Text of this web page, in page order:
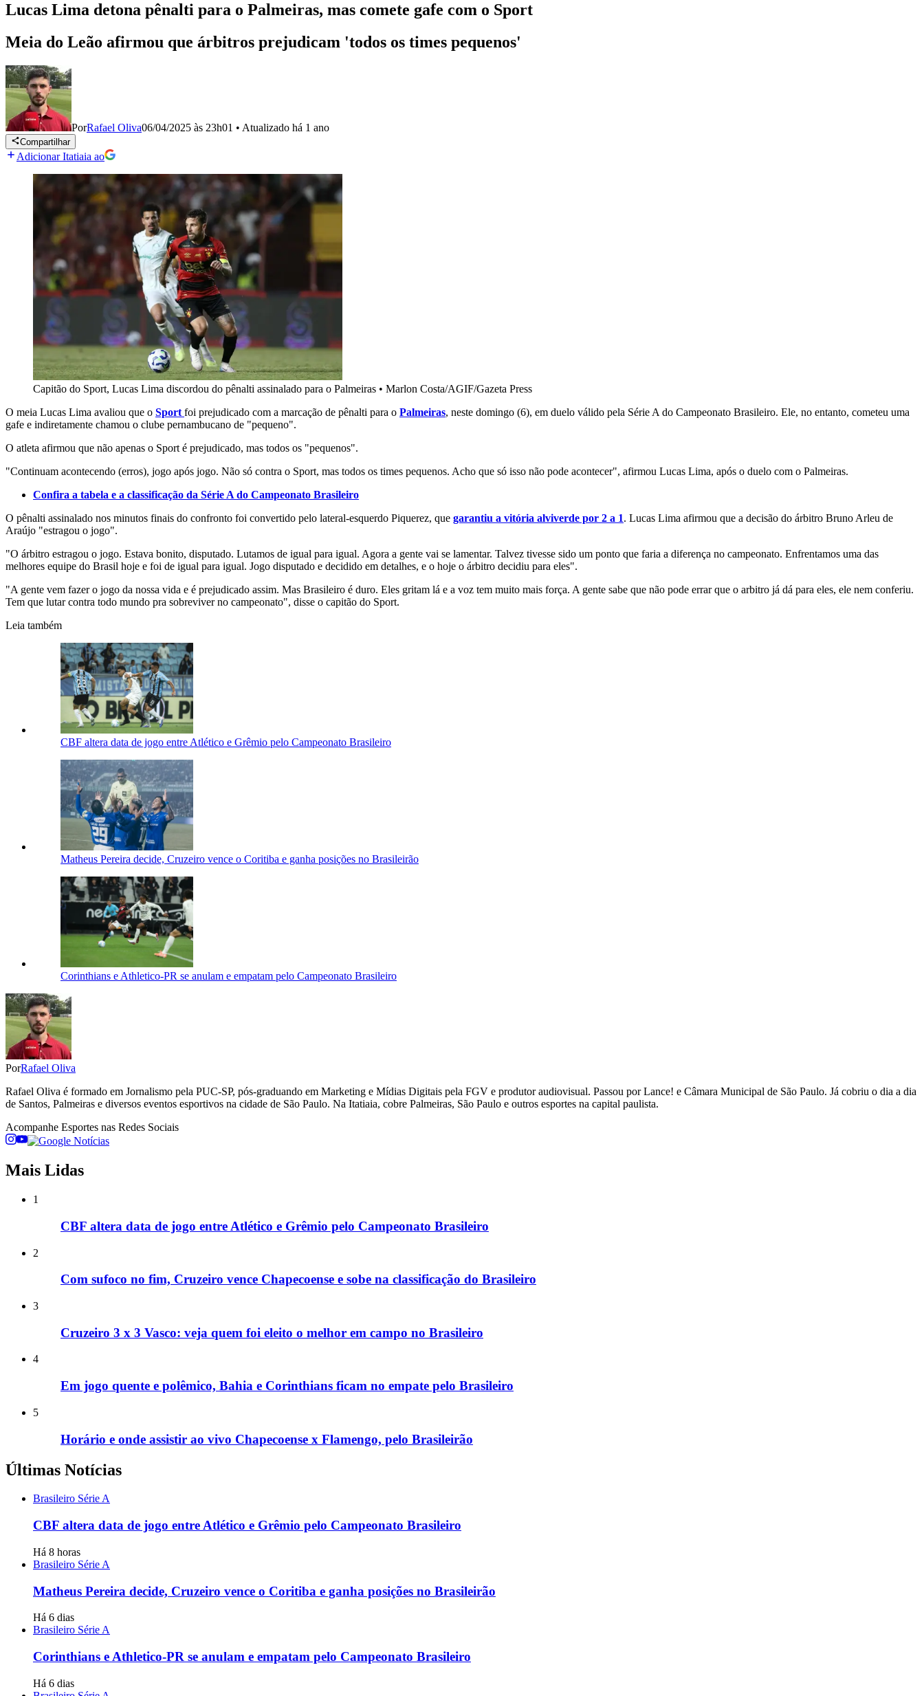
Lucas Lima detona pênalti para o Palmeiras, mas comete gafe com o Sport
Meia do Leão afirmou que árbitros prejudicam 'todos os times pequenos'
PorRafael Oliva06/04/2025 às 23h01 • Atualizado há 1 ano
Compartilhar
Adicionar Itatiaia ao
Capitão do Sport, Lucas Lima discordou do pênalti assinalado para o Palmeiras • Marlon Costa/AGIF/Gazeta Press
O meia Lucas Lima avaliou que o Sport foi prejudicado com a marcação de pênalti para o Palmeiras, neste domingo (6), em duelo válido pela Série A do Campeonato Brasileiro. Ele, no entanto, cometeu uma
gafe e indiretamente chamou o clube pernambucano de "pequeno".
O atleta afirmou que não apenas o Sport é prejudicado, mas todos os "pequenos".
"Continuam acontecendo (erros), jogo após jogo. Não só contra o Sport, mas todos os times pequenos. Acho que só isso não pode acontecer", afirmou Lucas Lima, após o duelo com o Palmeiras.
Confira a tabela e a classificação da Série A do Campeonato Brasileiro
O pênalti assinalado nos minutos finais do confronto foi convertido pelo lateral-esquerdo Piquerez, que garantiu a vitória alviverde por 2 a 1. Lucas Lima afirmou que a decisão do árbitro Bruno Arleu de
Araújo "estragou o jogo".
"O árbitro estragou o jogo. Estava bonito, disputado. Lutamos de igual para igual. Agora a gente vai se lamentar. Talvez tivesse sido um ponto que faria a diferença no campeonato. Enfrentamos uma das
melhores equipe do Brasil hoje e foi de igual para igual. Jogo disputado e decidido em detalhes, e o hoje o árbitro decidiu para eles".
"A gente vem fazer o jogo da nossa vida e é prejudicado assim. Mas Brasileiro é duro. Eles gritam lá e a voz tem muito mais força. A gente sabe que não pode errar que o arbitro já dá para eles, ele nem conferiu.
Tem que lutar contra todo mundo pra sobreviver no campeonato", disse o capitão do Sport.
Leia também
CBF altera data de jogo entre Atlético e Grêmio pelo Campeonato Brasileiro
Matheus Pereira decide, Cruzeiro vence o Coritiba e ganha posições no Brasileirão
Corinthians e Athletico-PR se anulam e empatam pelo Campeonato Brasileiro
PorRafael Oliva
Rafael Oliva é formado em Jornalismo pela PUC-SP, pós-graduando em Marketing e Mídias Digitais pela FGV e produtor audiovisual. Passou por Lance! e Câmara Municipal de São Paulo. Já cobriu o dia a dia
de Santos, Palmeiras e diversos eventos esportivos na cidade de São Paulo. Na Itatiaia, cobre Palmeiras, São Paulo e outros esportes na capital paulista.
Acompanhe Esportes nas Redes Sociais
Mais Lidas
1
CBF altera data de jogo entre Atlético e Grêmio pelo Campeonato Brasileiro
2
Com sufoco no fim, Cruzeiro vence Chapecoense e sobe na classificação do Brasileiro
3
Cruzeiro 3 x 3 Vasco: veja quem foi eleito o melhor em campo no Brasileiro
4
Em jogo quente e polêmico, Bahia e Corinthians ficam no empate pelo Brasileiro
5
Horário e onde assistir ao vivo Chapecoense x Flamengo, pelo Brasileirão
Últimas Notícias
Brasileiro Série A
CBF altera data de jogo entre Atlético e Grêmio pelo Campeonato Brasileiro
Há 8 horas
Brasileiro Série A
Matheus Pereira decide, Cruzeiro vence o Coritiba e ganha posições no Brasileirão
Há 6 dias
Brasileiro Série A
Corinthians e Athletico-PR se anulam e empatam pelo Campeonato Brasileiro
Há 6 dias